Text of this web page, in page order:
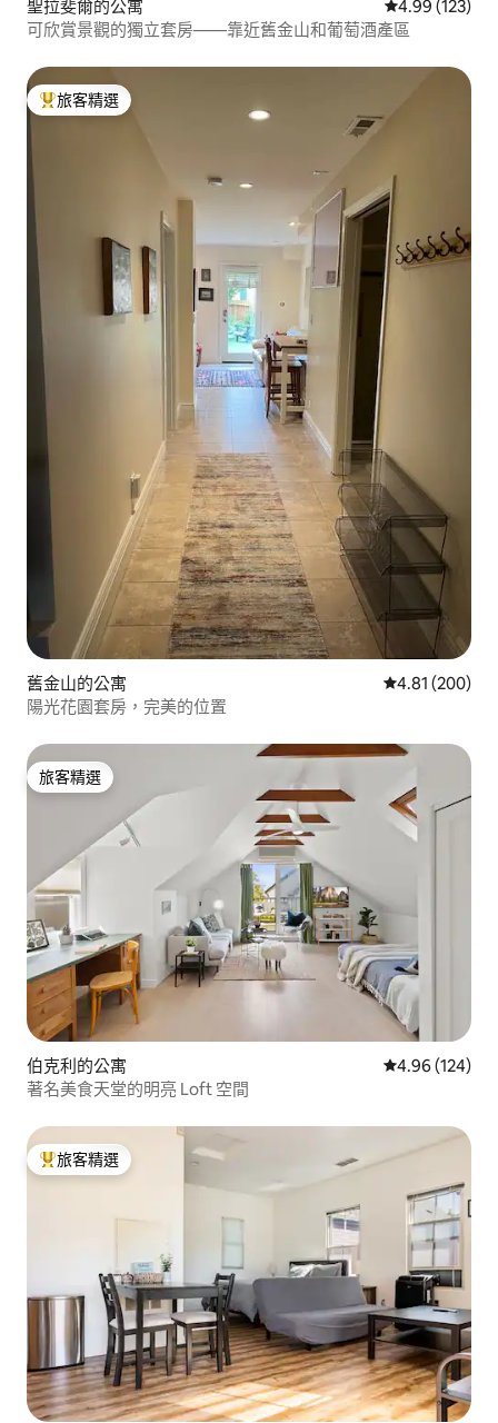
聖拉斐爾的公寓 從 123 則評價
4.99 (123)
可欣賞景觀的獨立套房——靠近舊金山和葡萄酒產區
旅客精選榜首
旅客精選
舊金山的公寓 從 200 則評價
4.81 (200)
陽光花園套房，完美的位置
旅客精選
旅客精選
伯克利的公寓 從 124 則評價
4.96 (124)
著名美食天堂的明亮 Loft 空間
旅客精選榜首
旅客精選